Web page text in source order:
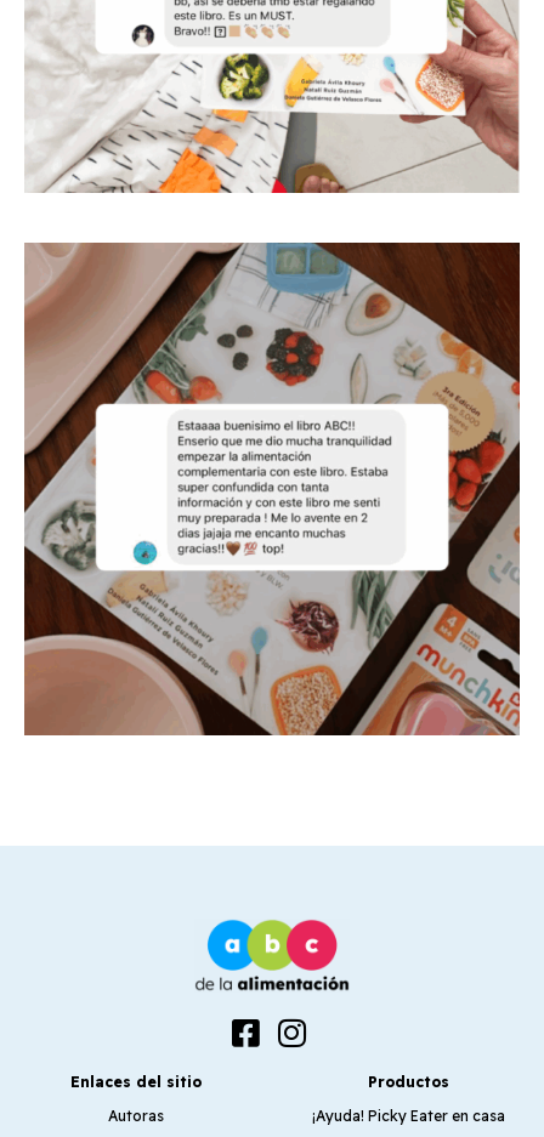
Enlaces del sitio
Autoras
Productos
¡Ayuda! Picky Eater en casa